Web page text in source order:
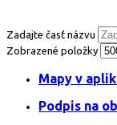
Zadajte časť názvu
Zobrazené položky
Mapy v
Podpis na